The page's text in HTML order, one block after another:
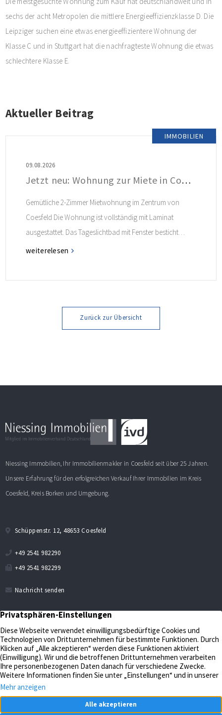
sechs der acht Metropolen die mittlere Energieeffizienzklasse D. Die
Leipziger suchen eine etwas energieeffizientere Wohnung der
Klasse C und in Stuttgart hat die nachfragteste Wohnung die etwas
schlechtere Klasse E.
Aktueller Beitrag
IMMOBILIEN
09.08.2026
Jetzt neu: Wohnung zur Miete in Coesfeld
Gemütliche 2-Zimmer Mietwohnung im Zentrum von
Coesfeld Die Wohnung ist vollständig mit Laminat
ausgestattet. Das Tageslichtbad mit Fenster besticht
durch seinen charmanten Retro-Look. Ein
weiterelesen
Zurück zur Übersicht
Niessing Immobilien, Ihr Immobilienmakler in Coesfeld seit über 25 Jahren.
Unsere Erfahrung für den erfolgreichen Verkauf Ihrer Immobilien im Kreis
Coesfeld, Kreis Borken und Umgebung.
Schüppenstr. 12, 48653 Coesfeld
+49 2541 982290
+49 2541 982299
Nachricht senden
Verkaufen
Aktuelles
Bewerten
Kontakt
Impressum
Verwalten
Datenschutz
Unternehmen